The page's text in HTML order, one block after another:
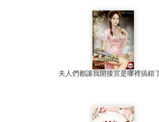
夫人們都讓我開後宮是哪裡搞錯